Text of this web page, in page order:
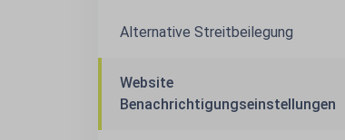
Alternative Streitbeilegung
Website
Benachrichtigungseinstellungen